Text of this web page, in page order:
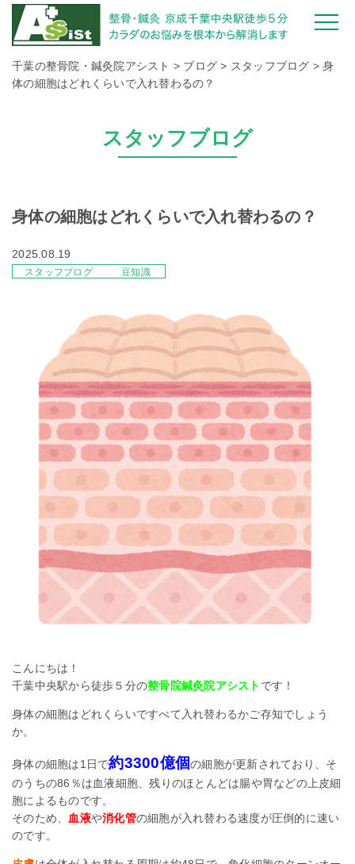
千葉の整骨院・鍼灸院アシスト > ブログ > スタッフブログ >身
体の細胞はどれくらいで入れ替わるの？
スタッフブログ
身体の細胞はどれくらいで入れ替わるの？
2025.08.19
スタッフブログ 豆知識
こんにちは！
千葉中央駅から徒歩５分の整骨院鍼灸院アシスト です！
身体の細胞はどれくらいですべて入れ替わるかご存知でしょう
か。
身体の細胞は1日で約3300億個の細胞が更新されており、そ
のうちの86％は血液細胞、残りのほとんどは腸や胃などの上皮細
胞によるものです。
そのため、
血液や消化管の細胞が入れ替わる速度が圧倒的に速い
のです。